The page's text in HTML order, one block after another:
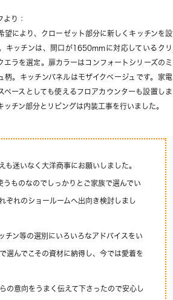
より：
望により、クローゼット部分に新しくキッチンを設
キッチンは、間口が1650mmに対応しているクリ
エラを選定。扉カラーはコンフォートシリーズのミ
柄。キッチンバネルはモザイクベージュです。家電
ペースとしても使えるフロアカウンターも設置しま
ッチン部分とリビングは内装工事を行いました。
迷いなく大洋商事にお願いしました。
ものなのでしっかりとご家族で選んでい
ぞれのショールームへ出向き検討しまし
チン等の選別にいろいろなアドバイスをい
選んでこその資材に納得し、今では愛着を
の意向をうまく伝えて下さったので安心し